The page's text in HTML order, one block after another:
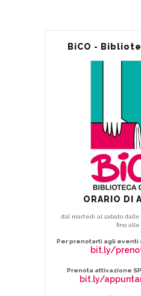
BiCO -
ORARIO DI
dal martedì al sabato dalle
fino alle
Per prenotarti agli eventi
bit.ly/
Prenota attivazione
bit.ly/